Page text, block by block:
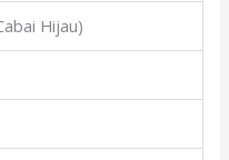
Hijau)